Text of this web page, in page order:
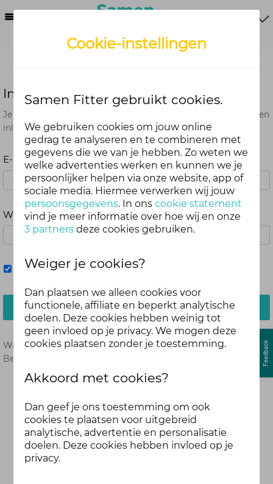
Inloggen
Je kunt met je Samen Fitter inloggegevens op alle onderdelen
inloggen. Dus één account voor website, app en webshop.
E-mailadres
Wachtwoord
Mij onthouden
Inloggen
Wachtwoord vergeten? Hier opnieuw instellen.
Ben je nog geen deelnemer?
Cookie-instellingen
Samen Fitter gebruikt cookies.
We gebruiken cookies om jouw online
gedrag te analyseren en te combineren met
gegevens die we van je hebben. Zo weten we
welke advertenties werken en kunnen we je
persoonlijker helpen via onze website, app of
sociale media. Hiermee verwerken wij jouw
persoonsgegevens. In onscookie statement
vind je meer informatie over hoe wij en onze
3 partners deze cookies gebruiken.
Weiger je cookies?
Dan plaatsen we alleen cookies voor
functionele, affiliate en beperkt analytische
doelen. Deze cookies hebben weinig tot
geen invloed op je privacy. We mogen deze
cookies plaatsen zonder je toestemming.
Akkoord met cookies?
Dan geef je ons toestemming om ook
cookies te plaatsen voor uitgebreid
analytische, advertentie en personalisatie
doelen. Deze cookies hebben invloed op je
privacy.